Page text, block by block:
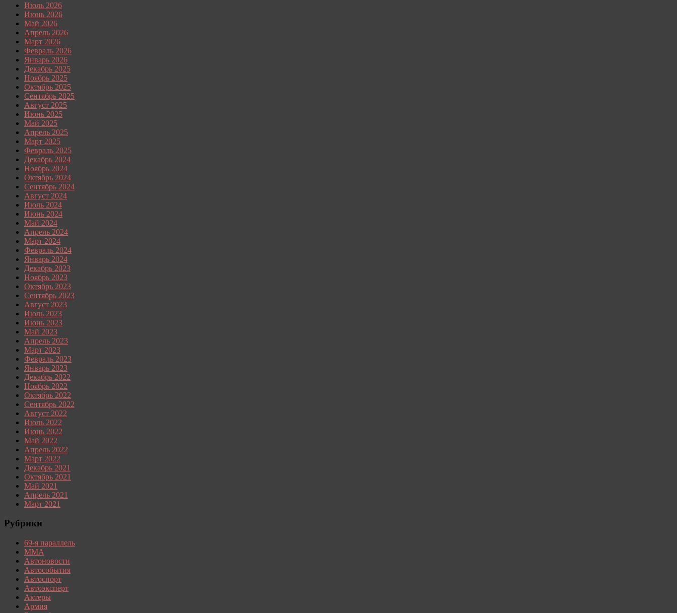
Июль 2026
Июнь 2026
Май 2026
Апрель 2026
Март 2026
Февраль 2026
Январь 2026
Декабрь 2025
Ноябрь 2025
Октябрь 2025
Сентябрь 2025
Август 2025
Июнь 2025
Май 2025
Апрель 2025
Март 2025
Февраль 2025
Декабрь 2024
Ноябрь 2024
Октябрь 2024
Сентябрь 2024
Август 2024
Июль 2024
Июнь 2024
Май 2024
Апрель 2024
Март 2024
Февраль 2024
Январь 2024
Декабрь 2023
Ноябрь 2023
Октябрь 2023
Сентябрь 2023
Август 2023
Июль 2023
Июнь 2023
Май 2023
Апрель 2023
Март 2023
Февраль 2023
Январь 2023
Декабрь 2022
Ноябрь 2022
Октябрь 2022
Сентябрь 2022
Август 2022
Июль 2022
Июнь 2022
Май 2022
Апрель 2022
Март 2022
Декабрь 2021
Октябрь 2021
Май 2021
Апрель 2021
Март 2021
Рубрики
69-я параллель
MMA
Автоновости
Автособытия
Автоспорт
Автоэксперт
Актеры
Армия